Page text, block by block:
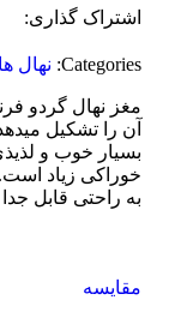
اشتراک گذاری:
Categories: نهال
آن را تشکیل
بسیار خوب و
خوراکی زیاد
به راحتی قابل
مقایسه